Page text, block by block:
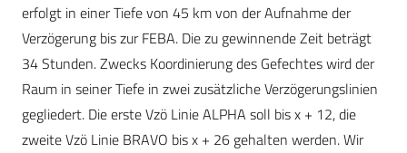
erfolgt in einer Tiefe von 45 km von der Aufnahme der
Verzögerung bis zur FEBA. Die zu gewinnende Zeit beträgt
34 Stunden. Zwecks Koordinierung des Gefechtes wird der
Raum in seiner Tiefe in zwei zusätzliche Verzögerungslinien
gegliedert. Die erste Vzö Linie ALPHA soll bis x + 12, die
zweite Vzö Linie BRAVO bis x + 26 gehalten werden. Wir